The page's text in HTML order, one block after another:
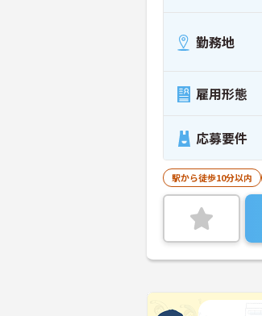
勤務地
雇用形態
応募要件
駅から徒歩10分以内